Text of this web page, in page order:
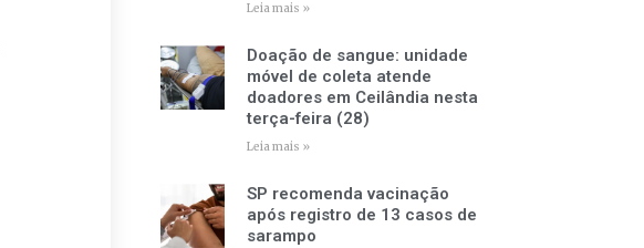
Leia mais »
Doação de sangue: unidade
móvel de coleta atende
doadores em Ceilândia nesta
terça-feira (28)
Leia mais »
SP recomenda vacinação
após registro de 13 casos de
sarampo